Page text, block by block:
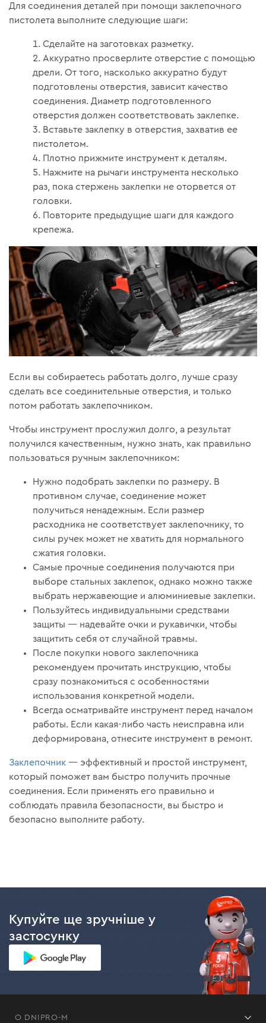
Для соединения деталей при помощи заклепочного
пистолета выполните следующие шаги:
Сделайте на заготовках разметку.
Аккуратно просверлите отверстие с помощью
дрели. От того, насколько аккуратно будут
подготовлены отверстия, зависит качество
соединения. Диаметр подготовленного
отверстия должен соответствовать заклепке.
Вставьте заклепку в отверстия, захватив ее
пистолетом.
Плотно прижмите инструмент к деталям.
Нажмите на рычаги инструмента несколько
раз, пока стержень заклепки не оторвется от
головки.
Повторите предыдущие шаги для каждого
крепежа.
Если вы собираетесь работать долго, лучше сразу
сделать все соединительные отверстия, и только
потом работать заклепочником.
Чтобы инструмент прослужил долго, а результат
получился качественным, нужно знать, как правильно
пользоваться ручным заклепочником:
Нужно подобрать заклепки по размеру. В
противном случае, соединение может
получиться ненадежным. Если размер
расходника не соответствует заклепочнику, то
силы ручек может не хватить для нормального
сжатия головки.
Самые прочные соединения получаются при
выборе стальных заклепок, однако можно также
выбрать нержавеющие и алюминиевые заклепки.
Пользуйтесь индивидуальными средствами
защиты — надевайте очки и рукавички, чтобы
защитить себя от случайной травмы.
После покупки нового заклепочника
рекомендуем прочитать инструкцию, чтобы
сразу познакомиться с особенностями
использования конкретной модели.
Всегда осматривайте инструмент перед началом
работы. Если какая-либо часть неисправна или
деформирована, отнесите инструмент в ремонт.
Заклепочник — эффективный и простой инструмент,
который поможет вам быстро получить прочные
соединения. Если применять его правильно и
соблюдать правила безопасности, вы быстро и
безопасно выполните работу.
Купуйте ще зручніше у
застосунку
О DNIPRO-M